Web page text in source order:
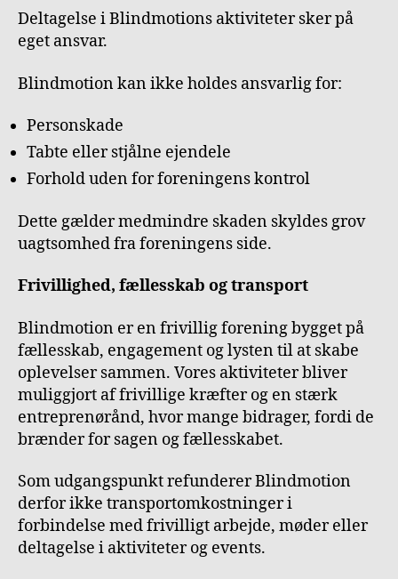
Deltagelse i Blindmotions aktiviteter sker på
eget ansvar.
Blindmotion kan ikke holdes ansvarlig for:
Personskade
Tabte eller stjålne ejendele
Forhold uden for foreningens kontrol
Dette gælder medmindre skaden skyldes grov
uagtsomhed fra foreningens side.
Frivillighed, fællesskab og transport
Blindmotion er en frivillig forening bygget på
fællesskab, engagement og lysten til at skabe
oplevelser sammen. Vores aktiviteter bliver
muliggjort af frivillige kræfter og en stærk
entreprenørånd, hvor mange bidrager, fordi de
brænder for sagen og fællesskabet.
Som udgangspunkt refunderer Blindmotion
derfor ikke transportomkostninger i
forbindelse med frivilligt arbejde, møder eller
deltagelse i aktiviteter og events.